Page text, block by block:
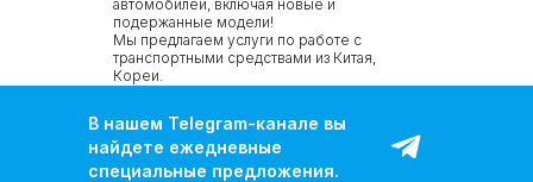
автомобилей, включая новые и
подержанные модели!
Мы предлагаем услуги по работе с
транспортными средствами из Китая,
Кореи.
В нашем Telegram-канале вы
найдете ежедневные
специальные предложения.